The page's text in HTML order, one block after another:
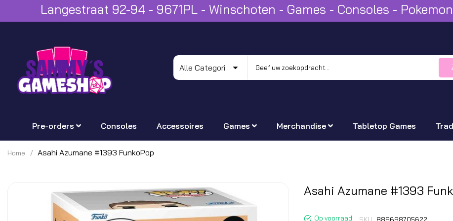
Langestraat 92-94 - 9671PL - Winschoten - Games - Consoles -
Pre-orders Consoles Accessoires Games Merchandise Tabletop Games
Home Asahi Azumane #1393 FunkoPop
Asahi Azumane #1393
Op voorraad